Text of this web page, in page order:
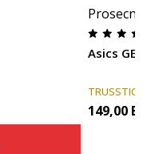
Asics
TRUSSTIC
149,00